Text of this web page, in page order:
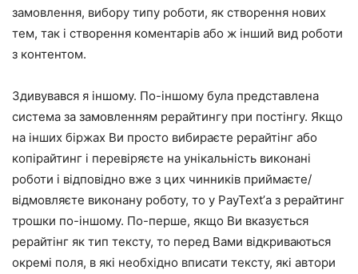
замовлення, вибору типу роботи, як створення нових
тем, так і створення коментарів або ж інший вид роботи
з контентом.
Здивувався я іншому. По-іншому була представлена
система за замовленням рерайтингу при постінгу. Якщо
на інших біржах Ви просто вибираєте рерайтінг або
копірайтинг і перевіряєте на унікальність виконані
роботи і відповідно вже з цих чинників приймаєте/
відмовляєте виконану роботу, то у PayText’а з рерайтинг
трошки по-іншому. По-перше, якщо Ви вказується
рерайтінг як тип тексту, то перед Вами відкриваються
окремі поля, в які необхідно вписати тексту, які автори